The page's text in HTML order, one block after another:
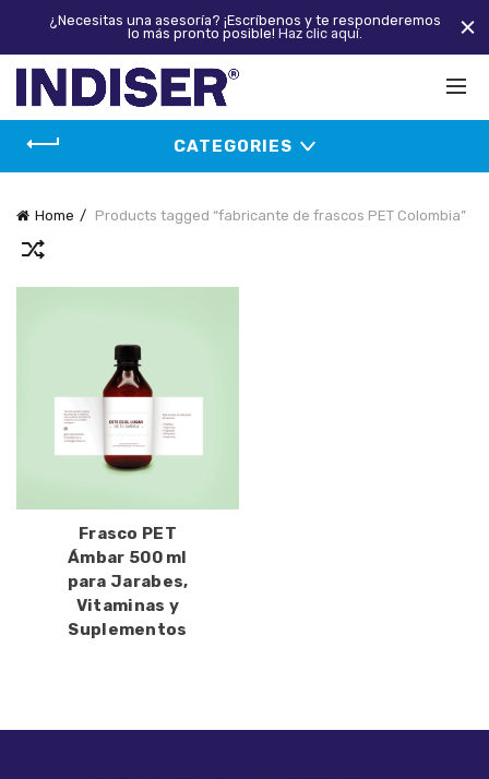
CATEGORIES
Home Products tagged “fabricante de frascos PET Colombia”
Frasco PET
Ámbar 500 ml
para Jarabes,
Vitaminas y
Suplementos
¿Necesitas una asesoría? ¡Escríbenos y te responderemos
lo más pronto posible! Haz clic aquí.